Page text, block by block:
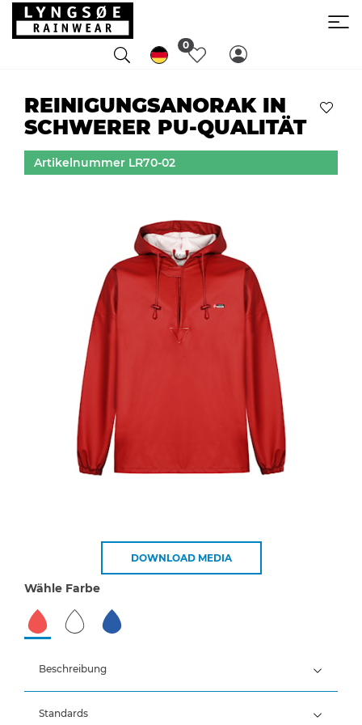
0
REINIGUNGSANORAK IN
SCHWERER PU-QUALITÄT
Artikelnummer LR70-02
DOWNLOAD MEDIA
Wähle Farbe
Beschreibung
100% Polyamid, PU-Beschichtung, 240 g/m²
Standards